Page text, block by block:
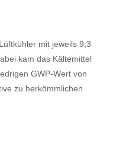
mit jeweils 9,3
kam das Kältemittel
GWP-Wert von
zu herkömmlichen